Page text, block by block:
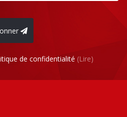
de confidentialité (Lire)